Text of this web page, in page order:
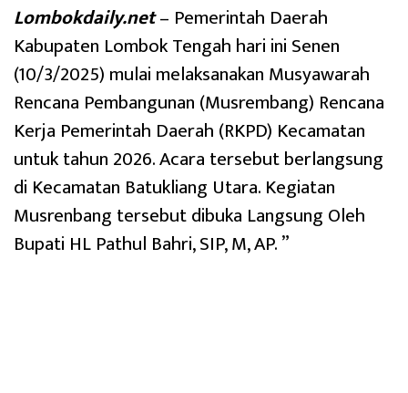
Lombokdaily.net– Pemerintah Daerah
Kabupaten Lombok Tengah hari ini Senen
(10/3/2025) mulai melaksanakan Musyawarah
Rencana Pembangunan (Musrembang) Rencana
Kerja Pemerintah Daerah (RKPD) Kecamatan
untuk tahun 2026. Acara tersebut berlangsung
di Kecamatan Batukliang Utara. Kegiatan
Musrenbang tersebut dibuka Langsung Oleh
Bupati HL Pathul Bahri, SIP, M, AP. ”